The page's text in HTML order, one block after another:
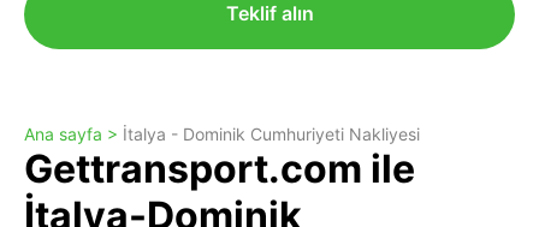
Teklif alın
Ana sayfa > İtalya - Dominik Cumhuriyeti Nakliyesi
Gettransport.com ile
İtalya-Dominik